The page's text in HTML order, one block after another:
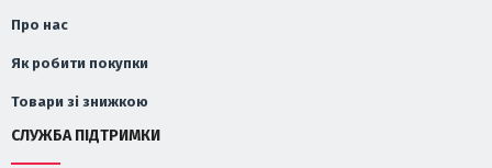
Про нас
Як робити покупки
Товари зі знижкою
СЛУЖБА ПІДТРИМКИ